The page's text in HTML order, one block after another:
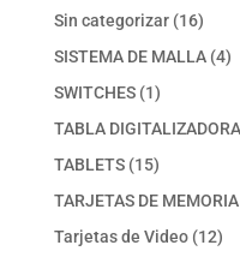
Sin categorizar 1616
SISTEMA DE MALLA 44
SWITCHES 11
producto
TABLA DIGITALIZADORA
TABLETS 1515
productos
TARJETAS DE MEMORIA
Tarjetas de Video 1212